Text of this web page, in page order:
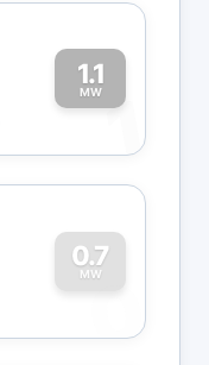
1.1
MW1
0.7
MW
0